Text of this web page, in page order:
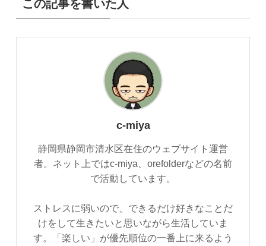
この記事を書いた人
c-miya
静岡県静岡市清水区在住のウェブサイト運営
者。ネット上ではc-miya、orefolderなどの名前
で活動しています。
ストレスに弱いので、できるだけ好きなことだ
けをして生きたいと思いながら生活していま
す。「楽しい」が優先順位の一番上に来るよう